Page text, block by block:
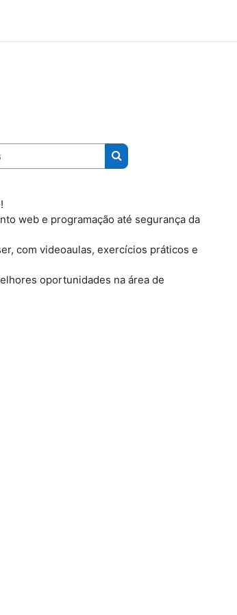
Buscar cursos
web e programação até segurança da
com videoaulas, exercícios práticos e
oportunidades na área de